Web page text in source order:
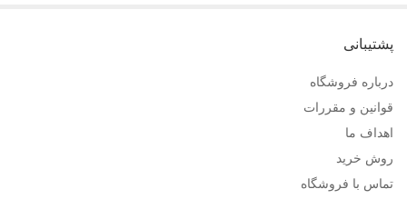
پشتیبانی
درباره فروشگاه
قوانین و مقررات
اهداف ما
روش خرید
تماس با فروشگاه